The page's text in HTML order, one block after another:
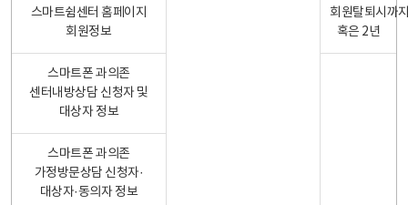
스마트쉼센터 홈페이지
회원정보
회원탈퇴시까
혹은 2년
스마트폰 과의존
센터내방상담 신청자 및
대상자 정보
스마트폰 과의존
가정방문상담 신청자·
대상자·동의자 정보